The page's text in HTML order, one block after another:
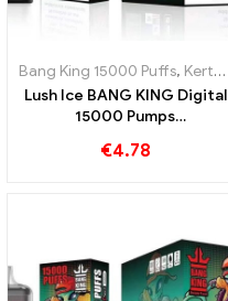
Bang King 15000 Puffs, Kertakäyttöiset e-savukkeet Ruotsi
Lush Ice BANG KING Digital
15000 Pumps
sähkösavuke 15000 Puff
€4.78